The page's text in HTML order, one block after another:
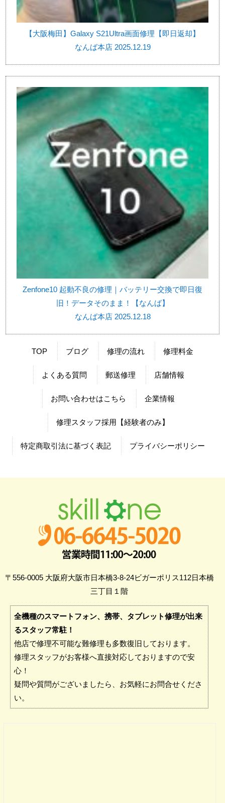
【大阪梅田】Galaxy S21Ultra画面修理【即日返却】
なんば本店 2025.12.19
Zenfone10 起動不良の修理｜バッテリー交換で即日復
旧！データそのまま！【なんば】
なんば本店 2025.12.18
TOP ブログ 修理の流れ 修理料金
よくある質問 郵送修理 店舗情報
お問い合わせはこちら 企業情報
修理スタッフ採用【経験者のみ】
特定商取引法に基づく表記 プライバシーポリシー
〒556-0005 大阪府大阪市日本橋3-8-24ビガーポリス112日本橋
三丁目１階
全機種のスマートフォン、携帯、タブレット修理が出来
るスタッフ常駐！
他店で修理不可能な難修理も多数復旧しております。
修理スタッフがお客様へ直接対応しておりますので安
心！
疑問や質問がございましたら、お気軽にお問合せくださ
い。